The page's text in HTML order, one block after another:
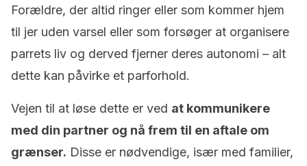
Forældre, der altid ringer eller som kommer hjem
til jer uden varsel eller som forsøger at organisere
parrets liv og derved fjerner deres autonomi – alt
dette kan påvirke et parforhold.
Vejen til at løse dette er ved at kommunikere
med din partner og nå frem til en aftale om
grænser. Disse er nødvendige, især med familier,